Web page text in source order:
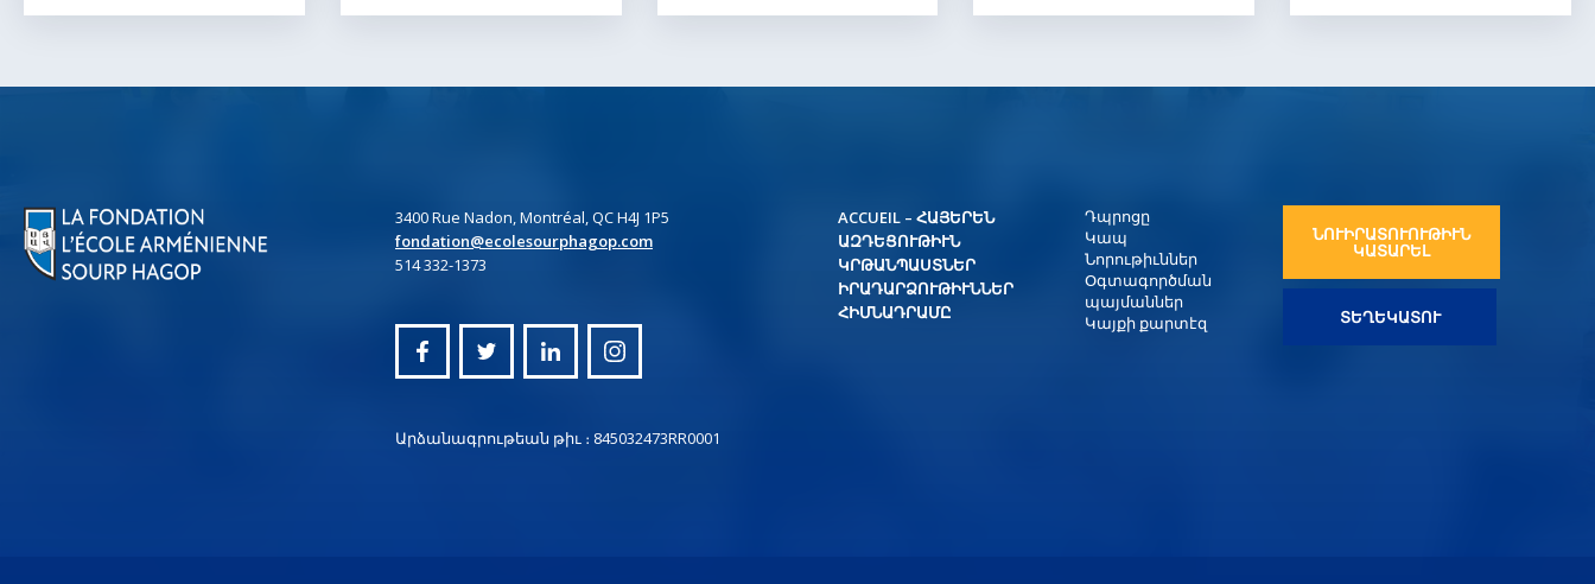
3400 Rue Nadon, Montréal, QC H4J 1P5
fondation@ecolesourphagop.com
514 332-1373
Արձանագրութեան թիւ ։ 845032473RR0001
ACCUEIL – ՀԱՅԵՐԵՆ
ԱԶԴԵՑՈՒԹԻՒՆ
ԿՐԹԱՆՊԱՍՏՆԵՐ
ԻՐԱԴԱՐՁՈՒԹԻՒՆՆԵՐ
ՀԻՄՆԱԴՐԱՄԸ
Դպրոցը
Կապ
Նորութիւններ
Օգտագործման
պայմաններ
Կայքի քարտէզ
ՏԵՂԵԿԱՏՈՒ
ՆՈՒԻՐԱՏՈՒՈՒԹԻՒՆ
ԿԱՏԱՐԵԼ